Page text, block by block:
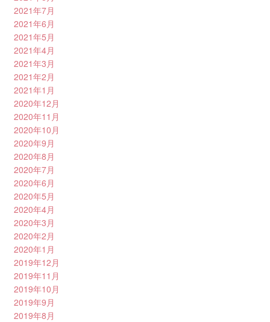
2021年7月
2021年6月
2021年5月
2021年4月
2021年3月
2021年2月
2021年1月
2020年12月
2020年11月
2020年10月
2020年9月
2020年8月
2020年7月
2020年6月
2020年5月
2020年4月
2020年3月
2020年2月
2020年1月
2019年12月
2019年11月
2019年10月
2019年9月
2019年8月